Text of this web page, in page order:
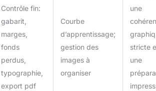
Contrôle fin:
gabarit,
marges,
fonds
perdus,
typographie,
export pdf
Courbe
d’apprentissage;
gestion des
images à
organiser
une
stricte
une